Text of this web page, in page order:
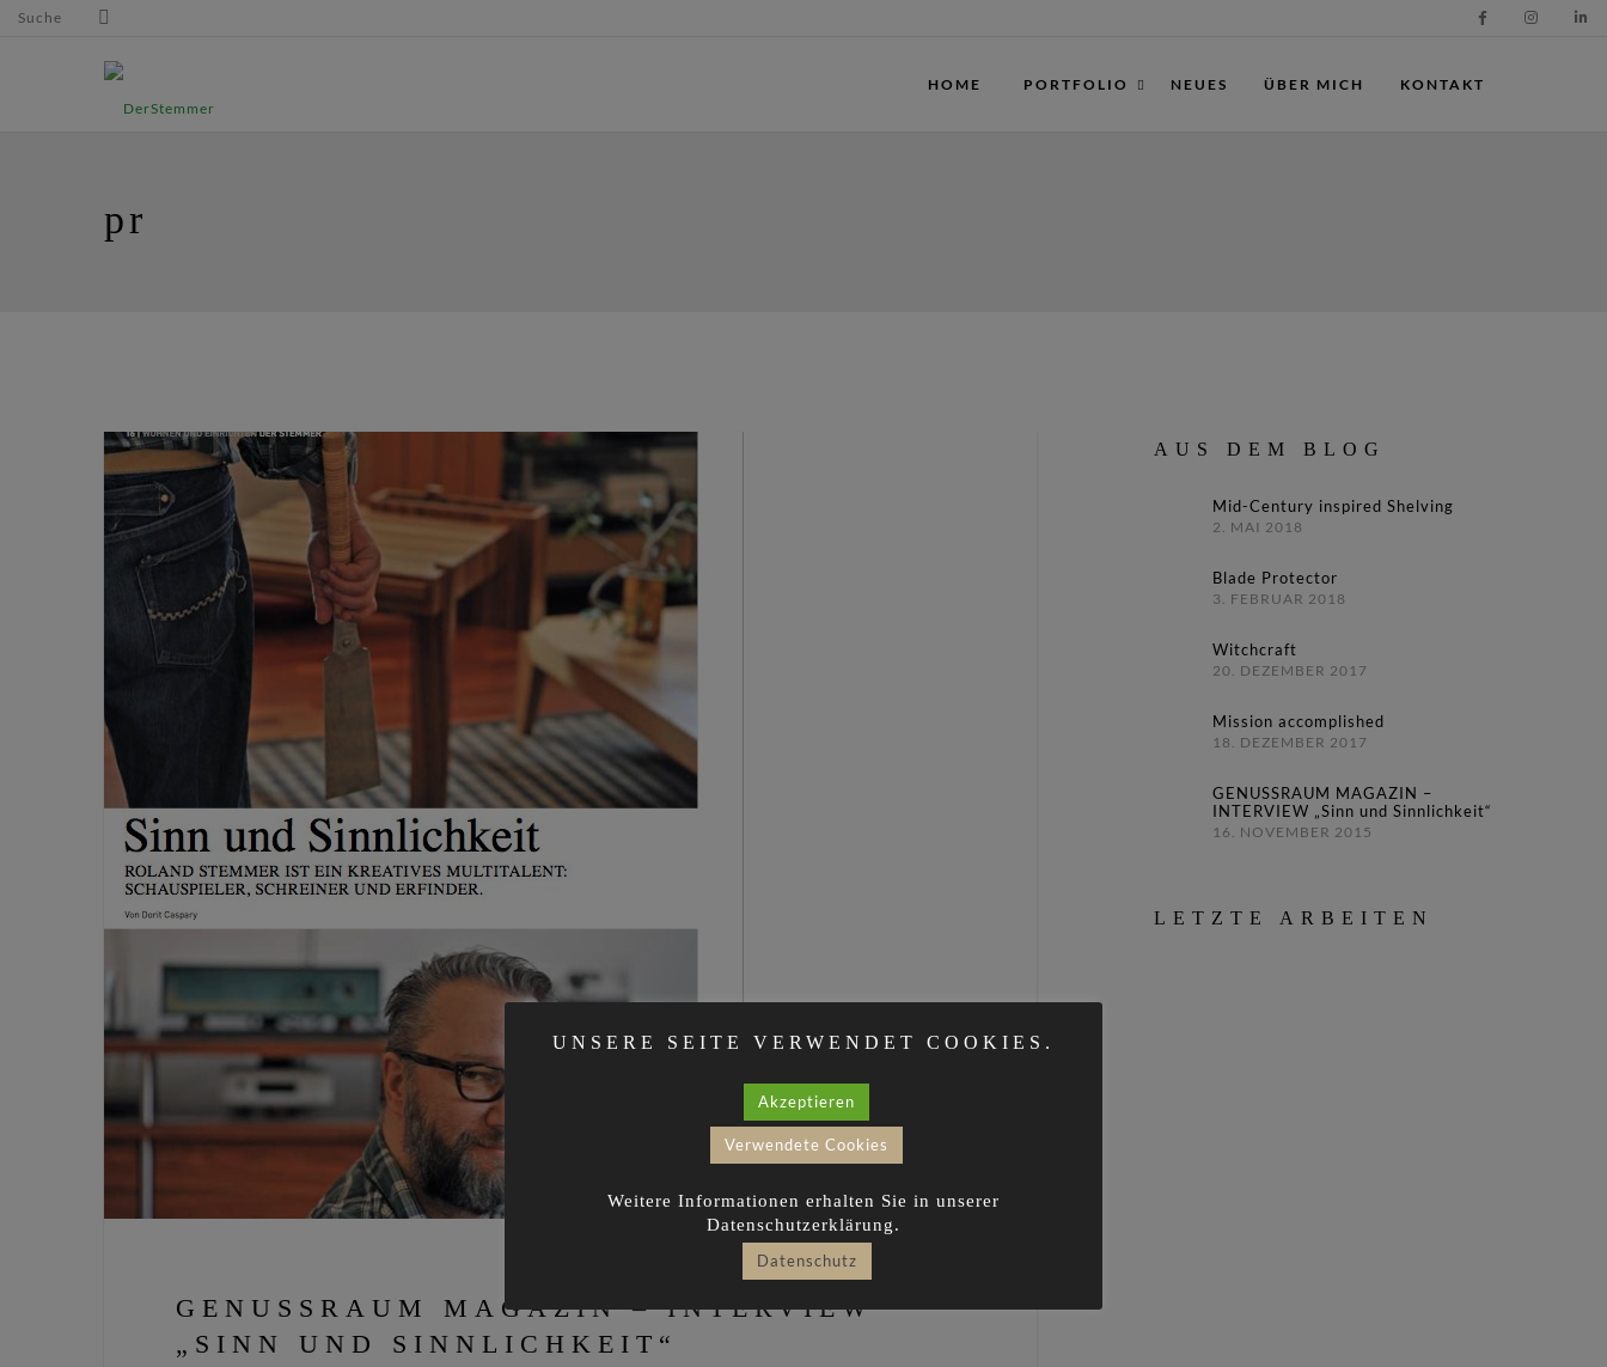
Suche
HOME PORTFOLIO NEUES ÜBER MICH KONTAKT
pr
GENUSSRAUM MAGAZIN – INTERVIEW
„SINN UND SINNLICHKEIT“
AUS DEM BLOG
Mid-Century inspired Shelving
2. MAI 2018
Blade Protector
3. FEBRUAR 2018
Witchcraft
20. DEZEMBER 2017
Mission accomplished
18. DEZEMBER 2017
GENUSSRAUM MAGAZIN –
INTERVIEW „Sinn und Sinnlichkeit“
16. NOVEMBER 2015
LETZTE ARBEITEN
UNSERE SEITE VERWENDET COOKIES.
Akzeptieren
Verwendete Cookies
Weitere Informationen erhalten Sie in unserer
Datenschutzerklärung.
Datenschutz